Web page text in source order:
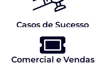
Casos de Sucesso
Comercial e Vendas